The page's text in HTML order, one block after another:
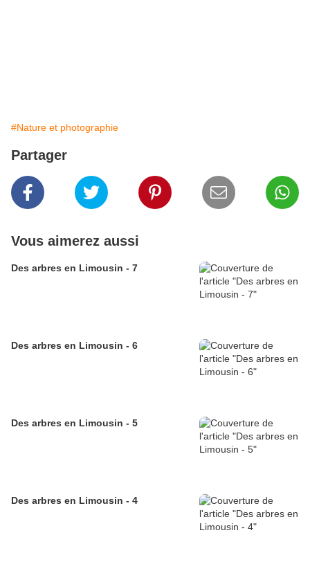
#Nature et photographie
Partager
Vous aimerez aussi
Des arbres en Limousin - 7
Des arbres en Limousin - 6
Des arbres en Limousin - 5
Des arbres en Limousin - 4